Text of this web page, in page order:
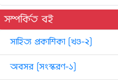
সম্পর্কিত বই
সাহিত্য প্রকাশিকা [খণ্ড-২]
অবসর [সংস্করণ-১]